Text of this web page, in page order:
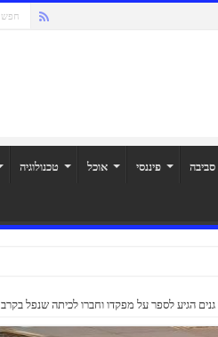
סביבה פיננסי אוכל טכנולוגיה
הגיע לספר על מפקדו וחברו לכיתה שנפל בקרב